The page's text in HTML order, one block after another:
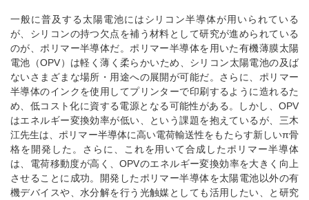
一般に普及する太陽電池にはシリコン半導体が用いられている
が、シリコンの持つ欠点を補う材料として研究が進められている
のが、ポリマー半導体だ。ポリマー半導体を用いた有機薄膜太陽
電池（OPV）は軽く薄く柔らかいため、シリコン太陽電池の及ば
ないさまざまな場所・用途への展開が可能だ。さらに、ポリマー
半導体のインクを使用してプリンターで印刷するように造れるた
め、低コスト化に資する電源となる可能性がある。しかし、OPV
はエネルギー変換効率が低い、という課題を抱えているが、三木
江先生は、ポリマー半導体に高い電荷輸送性をもたらす新しいπ骨
格を開発した。さらに、これを用いて合成したポリマー半導体
は、電荷移動度が高く、OPVのエネルギー変換効率を大きく向上
させることに成功。開発したポリマー半導体を太陽電池以外の有
機デバイスや、水分解を行う光触媒としても活用したい、と研究